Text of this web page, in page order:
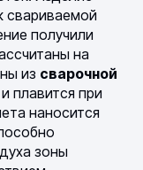
свариваемой
получили
на
из сварочной
плавится при
наносится
зоны